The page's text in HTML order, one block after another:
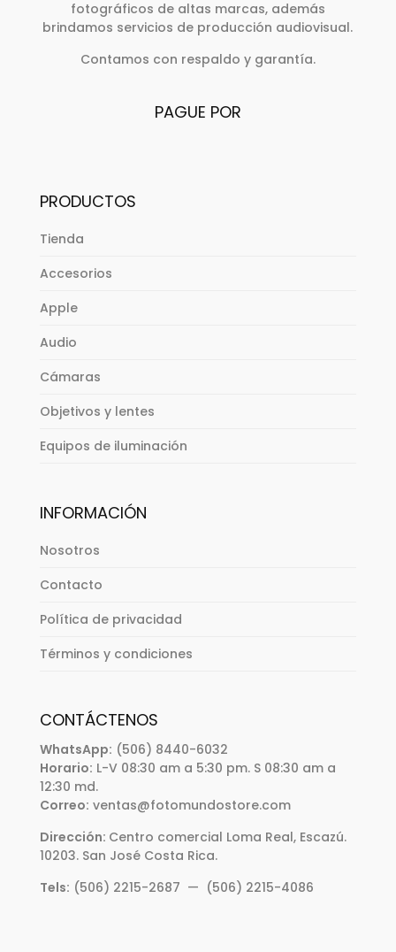
fotográficos de altas marcas, además
brindamos servicios de producción audiovisual.
Contamos con respaldo y garantía.
PAGUE POR
PRODUCTOS
Tienda
Accesorios
Apple
Audio
Cámaras
Objetivos y lentes
Equipos de iluminación
INFORMACIÓN
Nosotros
Contacto
Política de privacidad
Términos y condiciones
CONTÁCTENOS
WhatsApp: (506) 8440-6032
Horario: L-V 08:30 am a 5:30 pm. S 08:30 am a
12:30 md.
Correo: ventas@fotomundostore.com
Dirección: Centro comercial Loma Real, Escazú.
10203. San José Costa Rica.
Tels: (506) 2215-2687 — (506) 2215-4086